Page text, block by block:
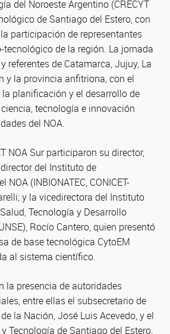
del Noroeste Argentino (CRECYT
de Santiago del Estero, con
participación de representantes
de la región. La jornada
referentes de Catamarca, Jujuy, La
y la provincia anfitriona, con el
planificación y el desarrollo de
tecnología e innovación
del NOA.
NOA Sur participaron su director,
del Instituto de
(INBIONATEC, CONICET-
y la vicedirectora del Instituto
Tecnología y Desarrollo
Rocío Cantero, quien presentó
de base tecnológica CytoEM
al sistema científico.
la presencia de autoridades
entre ellas el subsecretario de
la Nación, José Luis Acevedo, y el
Tecnología de Santiago del Estero,